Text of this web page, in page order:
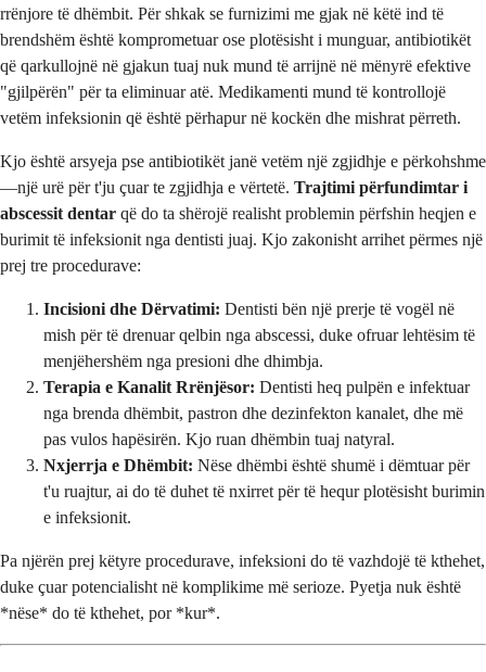
rrënjore të dhëmbit. Për shkak se furnizimi me gjak në këtë ind të
brendshëm është komprometuar ose plotësisht i munguar, antibiotikët
që qarkullojnë në gjakun tuaj nuk mund të arrijnë në mënyrë efektive
"gjilpërën" për ta eliminuar atë. Medikamenti mund të kontrollojë
vetëm infeksionin që është përhapur në kockën dhe mishrat përreth.
Kjo është arsyeja pse antibiotikët janë vetëm një zgjidhje e përkohshme
—një urë për t'ju çuar te zgjidhja e vërtetë. Trajtimi përfundimtar i
abscessit dentar që do ta shërojë realisht problemin përfshin heqjen e
burimit të infeksionit nga dentisti juaj. Kjo zakonisht arrihet përmes një
prej tre procedurave:
Incisioni dhe Dërvatimi: Dentisti bën një prerje të vogël në
mish për të drenuar qelbin nga abscessi, duke ofruar lehtësim të
menjëhershëm nga presioni dhe dhimbja.
Terapia e Kanalit Rrënjësor: Dentisti heq pulpën e infektuar
nga brenda dhëmbit, pastron dhe dezinfekton kanalet, dhe më
pas vulos hapësirën. Kjo ruan dhëmbin tuaj natyral.
Nxjerrja e Dhëmbit: Nëse dhëmbi është shumë i dëmtuar për
t'u ruajtur, ai do të duhet të nxirret për të hequr plotësisht burimin
e infeksionit.
Pa njërën prej këtyre procedurave, infeksioni do të vazhdojë të kthehet,
duke çuar potencialisht në komplikime më serioze. Pyetja nuk është
*nëse* do të kthehet, por *kur*.